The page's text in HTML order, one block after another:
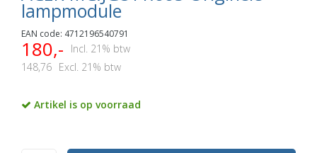
lampmodule
EAN code: 4712196540791
180,-
Incl. 21% btw
148,76 Excl. 21% btw
Artikel is op voorraad